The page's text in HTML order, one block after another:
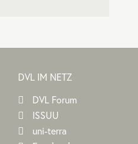
DVL IM NETZ
DVL Forum
ISSUU
uni-terra